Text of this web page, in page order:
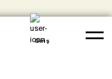
Whatsapp Yardım
Giriş